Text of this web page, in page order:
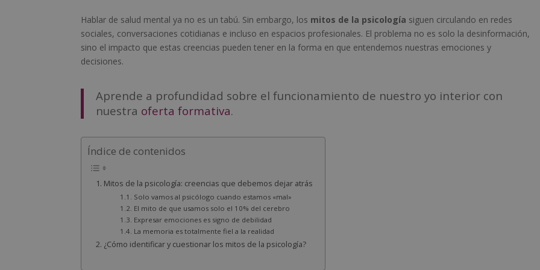
Hablar de salud mental ya no es un tabú. Sin embargo, los mitos de la psicología siguen circulando en redes
sociales, conversaciones cotidianas e incluso en espacios profesionales. El problema no es solo la desinformación,
sino el impacto que estas creencias pueden tener en la forma en que entendemos nuestras emociones y
decisiones.
Aprende a profundidad sobre el funcionamiento de nuestro yo interior con
nuestra oferta formativa.
Índice de contenidos
Mitos de la psicología: creencias que debemos dejar atrás
Solo vamos al psicólogo cuando estamos «mal»
El mito de que usamos solo el 10% del cerebro
Expresar emociones es signo de debilidad
La memoria es totalmente fiel a la realidad
¿Cómo identificar y cuestionar los mitos de la psicología?